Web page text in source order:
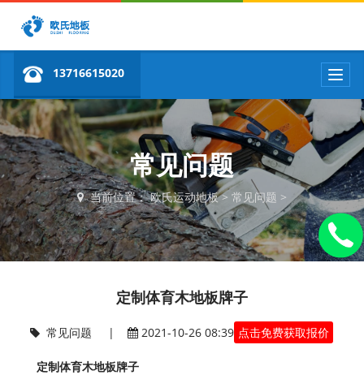
T
o
l
e
n
a
v
i
g
a
n
13716615020
常见问题
当前位置：欧氏运动地板> 常见问题 >
定制体育木地板牌子
常见问题 | 2021-10-26 08:39 点击免费获取报价
定制体育木地板牌子